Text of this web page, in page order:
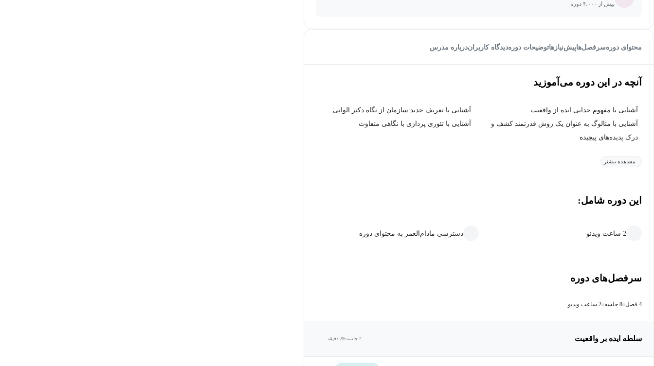
بیش از ۴،۰۰۰ دوره
محتوای دورهسرفصل‌هاپیش‌نیاز‌هاتوضیحات دورهدیدگاه کاربراندرباره مدرس
آنچه در این دوره می‌آموزید
آشنایی با مفهوم جدایی ایده از واقعیت
آشنایی با تعریف جدید سازمان از نگاه دکتر الوانی
آشنایی با متالوگ به عنوان یک روش قدرتمند کشف و
درک پدیده‌های پیچیده
آشنایی با تئوری پردازی با نگاهی متفاوت
مشاهده بیشتر
این دوره شامل:
2 ساعت ویدئو دسترسی مادام‌العمر به محتوای دوره
سرفصل‌های دوره
4 فصل 8 جلسه 2 ساعت ویدیو
سلطه ایده بر واقعیت 2 جلسه 29 دقیقه